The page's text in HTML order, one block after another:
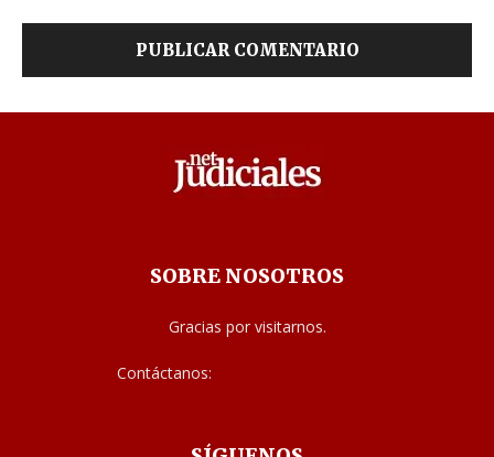
SOBRE NOSOTROS
Gracias por visitarnos.
Contáctanos: